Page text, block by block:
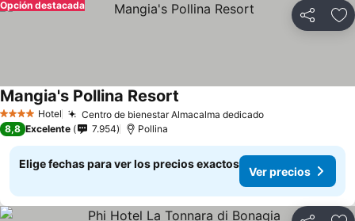
Compartir
Opción destacada
4 EstrellasHotel Centro de bienestar Almacalma dedicadoVer precios
Mangia's Pollina Resort
8,8 Excelente 7.954 Pollina
Elige fechas para ver los precios exactos
Ver precios